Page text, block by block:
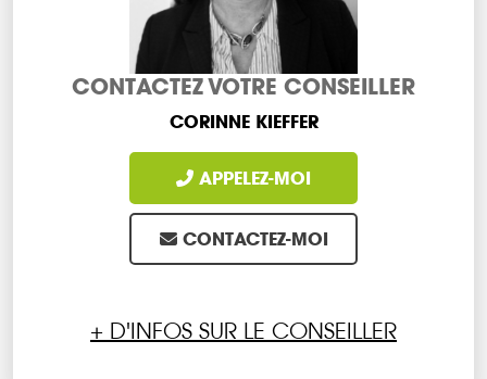
CONTACTEZ VOTRE CONSEILLER
CORINNE KIEFFER
APPELEZ-MOI
CONTACTEZ-MOI
+ D'INFOS SUR LE CONSEILLER